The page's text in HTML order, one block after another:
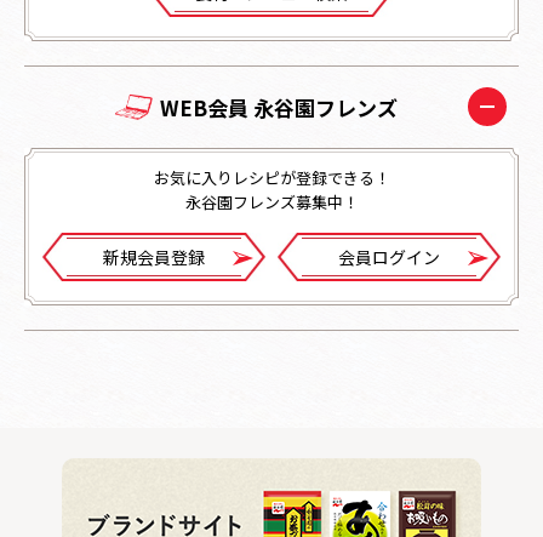
WEB会員 永谷園フレンズ
お気に入りレシピが登録できる！
永谷園フレンズ募集中！
新規会員登録 会員ログイン